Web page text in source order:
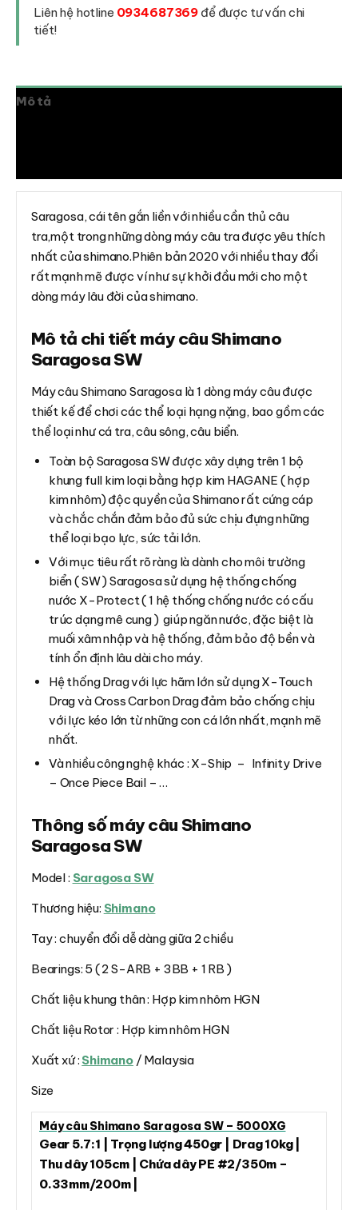
Liên hệ hotline 0934687369 để được tư vấn chi
tiết!
Mô tả
Saragosa, cái tên gắn liền với nhiều cần thủ câu
tra,một trong những dòng máy câu tra được yêu thích
nhất của shimano.Phiên bản 2020 với nhiều thay đổi
rất mạnh mẽ được ví như sự khởi đầu mới cho một
dòng máy lâu đời của shimano.
Mô tả chi tiết máy câu Shimano
Saragosa SW
Máy câu Shimano Saragosa là 1 dòng máy câu được
thiết kế để chơi các thể loại hạng nặng, bao gồm các
thể loại như cá tra, câu sông, câu biển.
Toàn bộ Saragosa SW được xây dựng trên 1 bộ
khung full kim loại bằng hợp kim HAGANE ( hợp
kim nhôm) độc quyền của Shimano rất cứng cáp
và chắc chắn đảm bảo đủ sức chịu đựng những
thể loại bạo lực, sức tải lớn.
Với mục tiêu rất rõ ràng là dành cho môi trường
biển ( SW ) Saragosa sử dụng hệ thống chống
nước X-Protect ( 1 hệ thống chống nước có cấu
trúc dạng mê cung ) giúp ngăn nước, đặc biệt là
muối xâm nhập và hệ thống, đảm bảo độ bền và
tính ổn định lâu dài cho máy.
Hệ thống Drag với lực hãm lớn sử dụng X-Touch
Drag và Cross Carbon Drag đảm bảo chống chịu
với lực kéo lớn từ những con cá lớn nhất, mạnh mẽ
nhất.
Và nhiều công nghệ khác : X-Ship – Infinity Drive
– Once Piece Bail – …
Thông số máy câu Shimano
Saragosa SW
Model : Saragosa SW
Thương hiệu: Shimano
Tay : chuyển đổi dễ dàng giữa 2 chiều
Bearings: 5 ( 2 S-ARB + 3BB + 1 RB )
Chất liệu khung thân : Hợp kim nhôm HGN
Chất liệu Rotor : Hợp kim nhôm HGN
Xuất xứ : Shimano/ Malaysia
Size
Máy câu Shimano Saragosa SW – 5000XG
Gear 5.7:1 | Trọng lượng 450gr | Drag 10kg |
Thu dây 105cm | Chứa dây PE #2/350m –
0.33mm/200m |